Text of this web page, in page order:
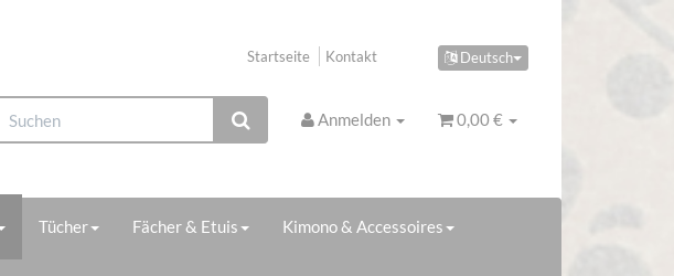
Deutsch
Startseite Kontakt
Anmelden 0,00 €
Tücher Fächer & Etuis Kimono & Accessoires